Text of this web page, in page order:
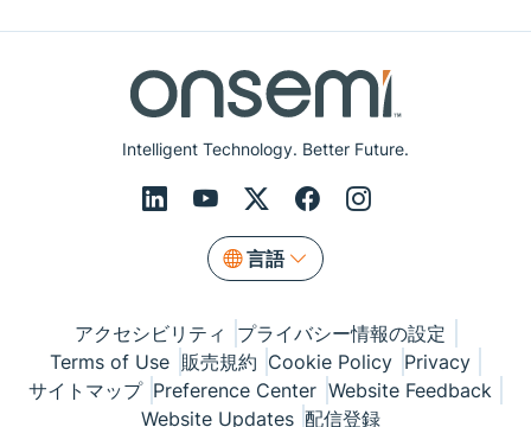
Intelligent Technology. Better Future.
言語
アクセシビリティ
プライバシー情報の設定
Terms of Use 販売規約 Cookie Policy Privacy
サイトマップ Preference Center Website Feedback
Website Updates 配信登録